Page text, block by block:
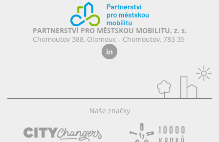
PARTNERSTVÍ PRO MĚSTSKOU MOBILITU, z. s.
Chomoutov 388, Olomouc - Chomoutov, 783 35
Naše značky